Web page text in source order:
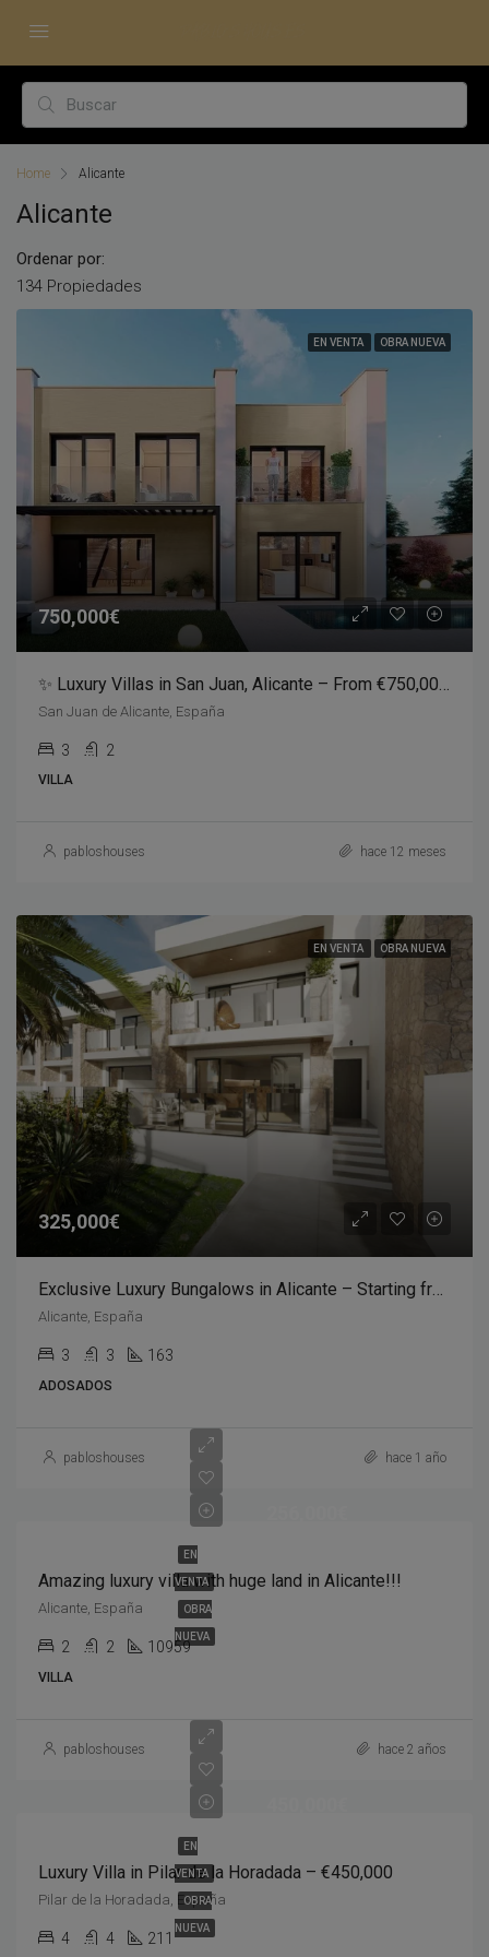
Home Alicante
Alicante
134 Propiedades
Ordenar por:
EN VENTA OBRA NUEVA
750,000€
San Juan de Alicante, España
3 2
VILLA
pabloshouses hace 12 meses
EN VENTA OBRA NUEVA
325,000€
Exclusive Luxury Bungalows in Alicante – Starting from €325,000
Alicante, España
3 3 163
ADOSADOS
pabloshouses hace 1 año
EN
VENTA
OBRA
NUEVA
Amazing luxury villa with huge land in Alicante!!!
Alicante, España
2 2 10959
VILLA
pabloshouses hace 2 años
EN
VENTA
OBRA
NUEVA
Luxury Villa in Pilar de la Horadada – €450,000
Pilar de la Horadada, España
4 4 211